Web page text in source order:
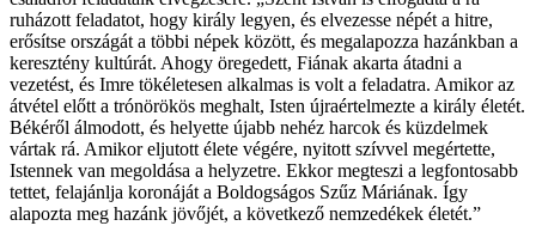
ruházott feladatot, hogy király legyen, és elvezesse népét a hitre,
erősítse országát a többi népek között, és megalapozza hazánkban a
keresztény kultúrát. Ahogy öregedett, Fiának akarta átadni a
vezetést, és Imre tökéletesen alkalmas is volt a feladatra. Amikor az
átvétel előtt a trónörökös meghalt, Isten újraértelmezte a király életét.
Békéről álmodott, és helyette újabb nehéz harcok és küzdelmek
vártak rá. Amikor eljutott élete végére, nyitott szívvel megértette,
Istennek van megoldása a helyzetre. Ekkor megteszi a legfontosabb
tettet, felajánlja koronáját a Boldogságos Szűz Máriának. Így
alapozta meg hazánk jövőjét, a következő nemzedékek életét.”